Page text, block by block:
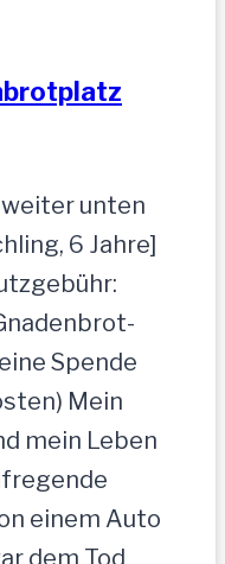
weiter unten
6 Jahre]
Spende
Mein
mein Leben
einem Auto
dem Tod